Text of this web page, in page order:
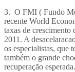
3. O FMI ( Fundo
recente World
taxas de
2011. A
os especialistas, que
também o grande
recuperação